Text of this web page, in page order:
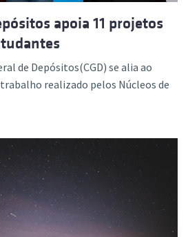
apoia 11 projetos
de Depósitos(CGD) se alia ao
realizado pelos Núcleos de